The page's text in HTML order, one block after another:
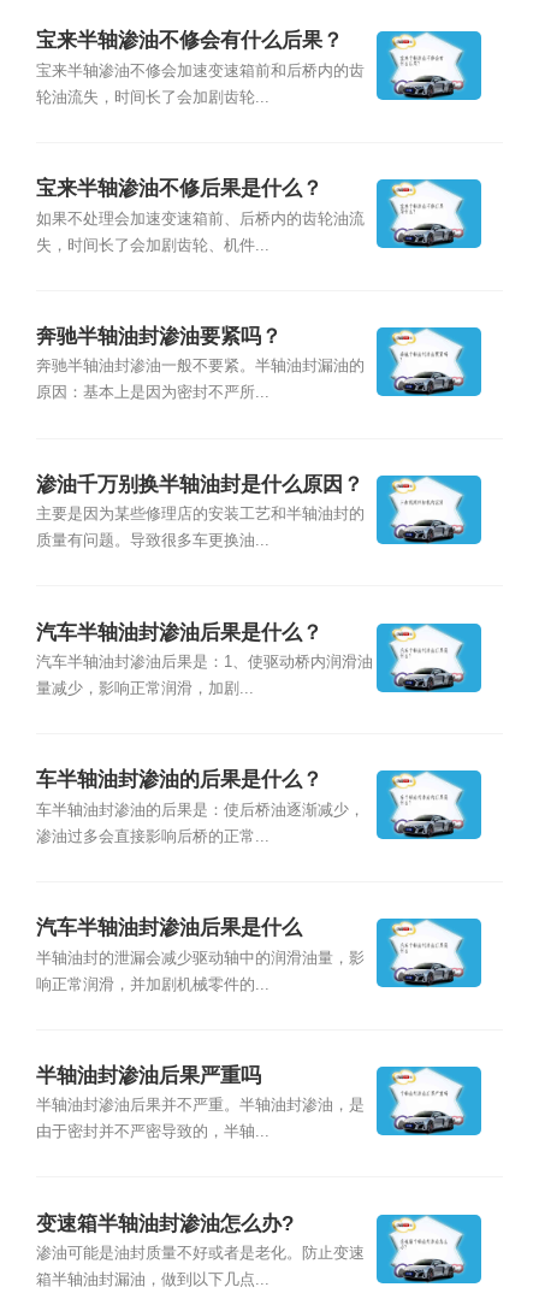
宝来半轴渗油不修会有什么后果？
宝来半轴渗油不修会加速变速箱前和后桥内的齿
轮油流失，时间长了会加剧齿轮...
宝来半轴渗油不修后果是什么？
如果不处理会加速变速箱前、后桥内的齿轮油流
失，时间长了会加剧齿轮、机件...
奔驰半轴油封渗油要紧吗？
奔驰半轴油封渗油一般不要紧。半轴油封漏油的
原因：基本上是因为密封不严所...
渗油千万别换半轴油封是什么原因？
主要是因为某些修理店的安装工艺和半轴油封的
质量有问题。导致很多车更换油...
汽车半轴油封渗油后果是什么？
汽车半轴油封渗油后果是：1、使驱动桥内润滑油
量减少，影响正常润滑，加剧...
车半轴油封渗油的后果是什么？
车半轴油封渗油的后果是：使后桥油逐渐减少，
渗油过多会直接影响后桥的正常...
汽车半轴油封渗油后果是什么
半轴油封的泄漏会减少驱动轴中的润滑油量，影
响正常润滑，并加剧机械零件的...
半轴油封渗油后果严重吗
半轴油封渗油后果并不严重。半轴油封渗油，是
由于密封并不严密导致的，半轴...
变速箱半轴油封渗油怎么办?
渗油可能是油封质量不好或者是老化。防止变速
箱半轴油封漏油，做到以下几点...